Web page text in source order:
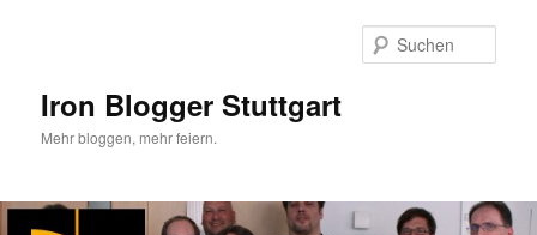
Iron Blogger Stuttgart
Mehr bloggen, mehr feiern.